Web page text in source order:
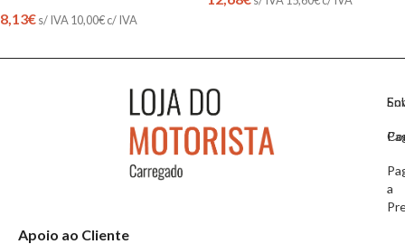
8,13€s/ IVA 10,00€c/ IVA
a
Apoio ao Cliente